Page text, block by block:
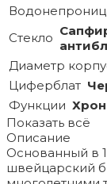
Стекло
Диаметр
Циферблат
Функции
Показать всё
Описание
Основанный в
швейцарский